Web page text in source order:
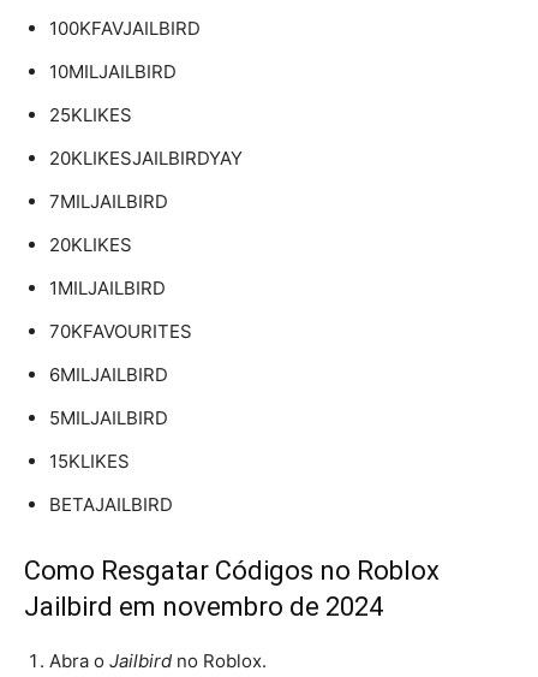
100KFAVJAILBIRD
10MILJAILBIRD
25KLIKES
20KLIKESJAILBIRDYAY
7MILJAILBIRD
20KLIKES
1MILJAILBIRD
70KFAVOURITES
6MILJAILBIRD
5MILJAILBIRD
15KLIKES
BETAJAILBIRD
Como Resgatar Códigos no Roblox
Jailbird em novembro de 2024
Abra o Jailbird no Roblox.